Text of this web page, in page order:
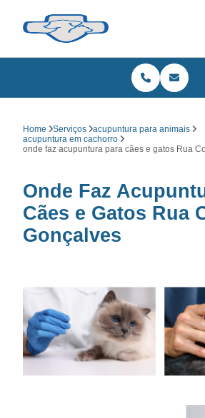
Home Serviços
acupuntura para animais
acupuntura em cachorro
onde faz acupuntura para cães e gatos Rua
Onde Faz
Cães e Gatos Rua
Gonçalves